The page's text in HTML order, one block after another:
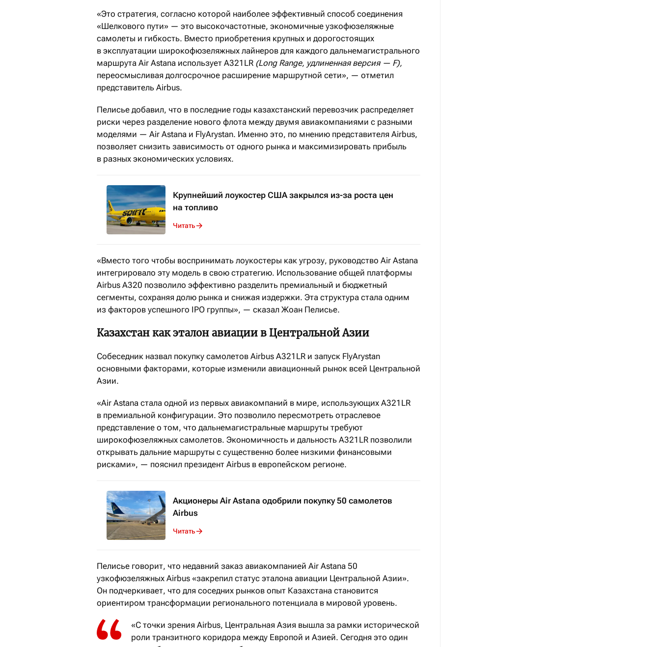
«Это стратегия, согласно которой наиболее эффективный способ соединения
«Шелкового пути» — это высокочастотные, экономичные узкофюзеляжные
самолеты и гибкость. Вместо приобретения крупных и дорогостоящих
в эксплуатации широкофюзеляжных лайнеров для каждого дальнемагистрального
маршрута Air Astana использует A321LR (Long Range, удлиненная версия — F),
переосмысливая долгосрочное расширение маршрутной сети», — отметил
представитель Airbus.
Пелисье добавил, что в последние годы казахстанский перевозчик распределяет
риски через разделение нового флота между двумя авиакомпаниями с разными
моделями — Air Astana и FlyArystan. Именно это, по мнению представителя Airbus,
позволяет снизить зависимость от одного рынка и максимизировать прибыль
в разных экономических условиях.
Крупнейший лоукостер США закрылся из-за роста цен
на топливо
Читать
«Вместо того чтобы воспринимать лоукостеры как угрозу, руководство Air Astana
интегрировало эту модель в свою стратегию. Использование общей платформы
Airbus A320 позволило эффективно разделить премиальный и бюджетный
сегменты, сохраняя долю рынка и снижая издержки. Эта структура стала одним
из факторов успешного IPO группы», — сказал Жоан Пелисье.
Казахстан как эталон авиации в Центральной Азии
Собеседник назвал покупку самолетов Airbus A321LR и запуск FlyArystan
основными факторами, которые изменили авиационный рынок всей Центральной
Азии.
«Air Astana стала одной из первых авиакомпаний в мире, использующих A321LR
в премиальной конфигурации. Это позволило пересмотреть отраслевое
представление о том, что дальнемагистральные маршруты требуют
широкофюзеляжных самолетов. Экономичность и дальность A321LR позволили
открывать дальние маршруты с существенно более низкими финансовыми
рисками», — пояснил президент Airbus в европейском регионе.
Акционеры Air Astana одобрили покупку 50 самолетов
Airbus
Читать
Пелисье говорит, что недавний заказ авиакомпанией Air Astana 50
узкофюзеляжных Airbus «закрепил статус эталона авиации Центральной Азии».
Он подчеркивает, что для соседних рынков опыт Казахстана становится
ориентиром трансформации регионального потенциала в мировой уровень.
«С точки зрения Airbus, Центральная Азия вышла за рамки исторической
роли транзитного коридора между Европой и Азией. Сегодня это один